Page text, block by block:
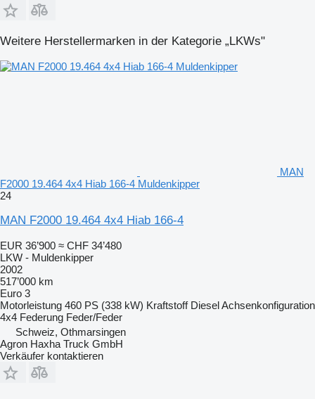
Weitere Herstellermarken in der Kategorie „LKWs"
MAN
F2000 19.464 4x4 Hiab 166-4 Muldenkipper
24
MAN F2000 19.464 4x4 Hiab 166-4
EUR 36’900 ≈ CHF 34’480
LKW - Muldenkipper
2002
517’000 km
Euro 3
Motorleistung 460 PS (338 kW) Kraftstoff DieselAchsenkonfiguration
4x4 Federung Feder/Feder
Schweiz, Othmarsingen
Agron Haxha Truck GmbH
Verkäufer kontaktieren